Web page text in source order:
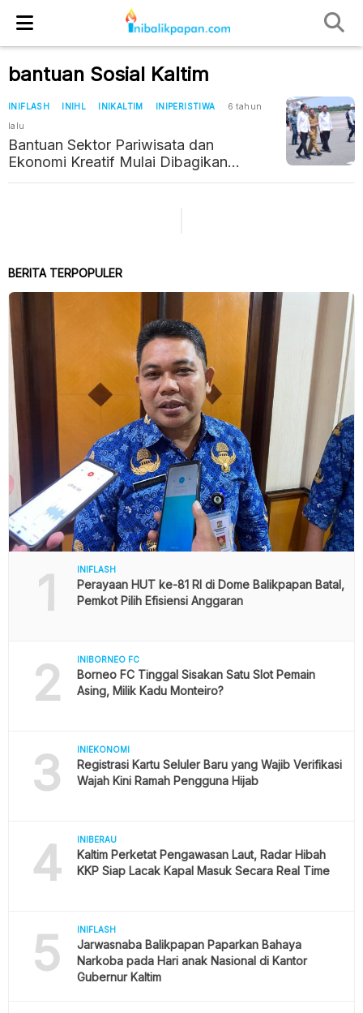
bantuan Sosial Kaltim
INIFLASH INIHL INIKALTIM INIPERISTIWA
6 tahun
lalu
Bantuan Sektor Pariwisata dan
Ekonomi Kreatif Mulai Dibagikan
Pemprov Kaltim
BERITA TERPOPULER
1 INIFLASH
Perayaan HUT ke-81 RI di Dome Balikpapan Batal,
Pemkot Pilih Efisiensi Anggaran
2 INIBORNEO FC
Borneo FC Tinggal Sisakan Satu Slot Pemain
Asing, Milik Kadu Monteiro?
3 INIEKONOMI
Registrasi Kartu Seluler Baru yang Wajib Verifikasi
Wajah Kini Ramah Pengguna Hijab
4 INIBERAU
Kaltim Perketat Pengawasan Laut, Radar Hibah
KKP Siap Lacak Kapal Masuk Secara Real Time
5 INIFLASH
Jarwasnaba Balikpapan Paparkan Bahaya
Narkoba pada Hari anak Nasional di Kantor
Gubernur Kaltim